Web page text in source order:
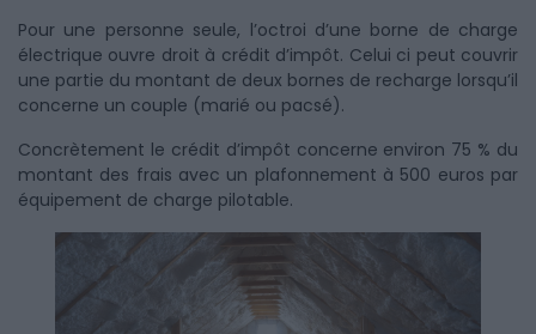
Pour une personne seule, l’octroi d’une borne de charge
électrique ouvre droit à crédit d’impôt. Celui ci peut couvrir
une partie du montant de deux bornes de recharge lorsqu’il
concerne un couple (marié ou pacsé).
Concrètement le crédit d’impôt concerne environ 75 % du
montant des frais avec un plafonnement à 500 euros par
équipement de charge pilotable.